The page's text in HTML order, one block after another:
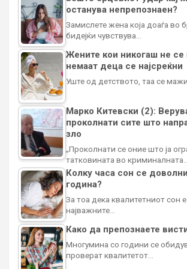
останува непрепознаен?
Замислете жена која доаѓа во
бидејќи чувствува…
Жените кои никогаш не се
немаат деца се најсреќни
Уште од детството, таа се
Марко Китевски (2):
проколнати сите што
зло
„Проколнати се оние што ја
татковината во
Колку часа сон се
година?
За тоа дека квалитетниот сон
најважните…
Како да препознаете
Многумина со години се
проверат квалитетот…